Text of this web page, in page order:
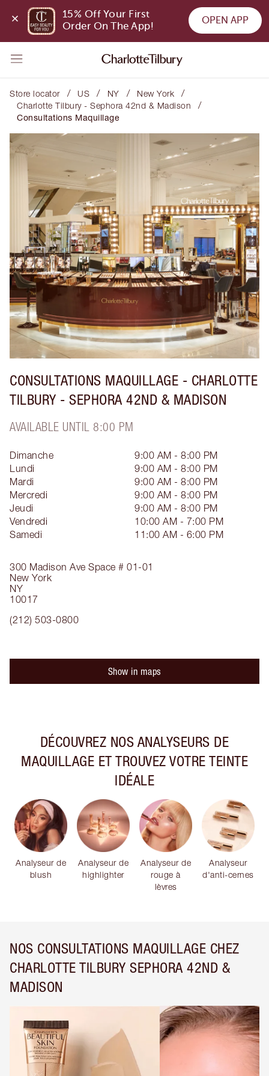
15% Off Your First
Order On The App!
OPEN APP
Store locator / US / NY / New York /
Charlotte Tilbury - Sephora 42nd & Madison /
Consultations Maquillage
CONSULTATIONS MAQUILLAGE - CHARLOTTE
TILBURY - SEPHORA 42ND & MADISON
AVAILABLE UNTIL 8:00 PM
300 Madison Ave Space # 01-01
New York
NY
10017
(212) 503-0800
Dimanche
9:00 AM - 8:00 PM
Lundi
9:00 AM - 8:00 PM
Mardi
9:00 AM - 8:00 PM
Mercredi
9:00 AM - 8:00 PM
Jeudi
9:00 AM - 8:00 PM
Vendredi
10:00 AM - 7:00 PM
Samedi
11:00 AM - 6:00 PM
Show in maps
DÉCOUVREZ NOS ANALYSEURS DE
MAQUILLAGE ET TROUVEZ VOTRE TEINTE
IDÉALE
Analyseur de
blush
Analyseur de
highlighter
Analyseur de
rouge à
lèvres
Analyseur
d'anti-cernes
NOS CONSULTATIONS MAQUILLAGE CHEZ
CHARLOTTE TILBURY SEPHORA 42ND &
MADISON